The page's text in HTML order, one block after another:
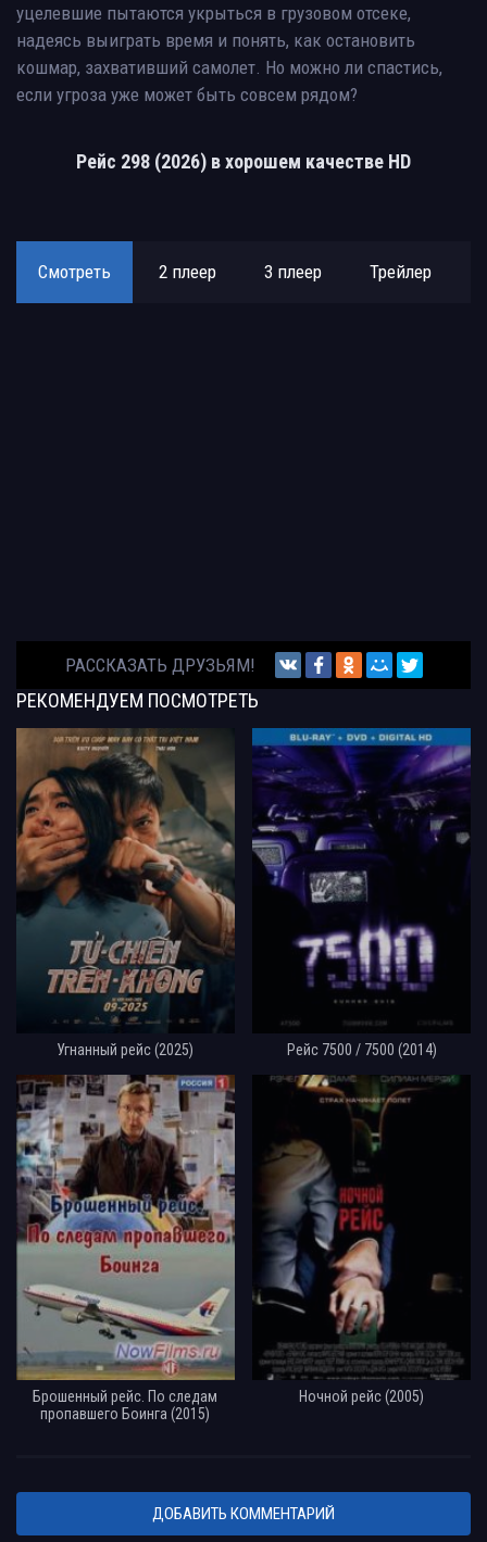
уцелевшие пытаются укрыться в грузовом отсеке,
надеясь выиграть время и понять, как остановить
кошмар, захвативший самолет. Но можно ли спастись,
если угроза уже может быть совсем рядом?
Рейс 298 (2026) в хорошем качестве HD
Смотреть 2 плеер 3 плеер Трейлер
РАССКАЗАТЬ ДРУЗЬЯМ!
РЕКОМЕНДУЕМ ПОСМОТРЕТЬ
Угнанный рейс (2025) Рейс 7500 / 7500 (2014)
Брошенный рейс. По следам
пропавшего Боинга (2015)
Ночной рейс (2005)
ДОБАВИТЬ КОММЕНТАРИЙ